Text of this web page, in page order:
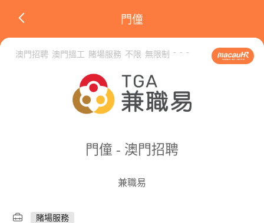
門僮
澳門招聘 澳門搵工 賭場服務 不限 無限制 - - -
門僮 - 澳門招聘
兼職易
賭場服務